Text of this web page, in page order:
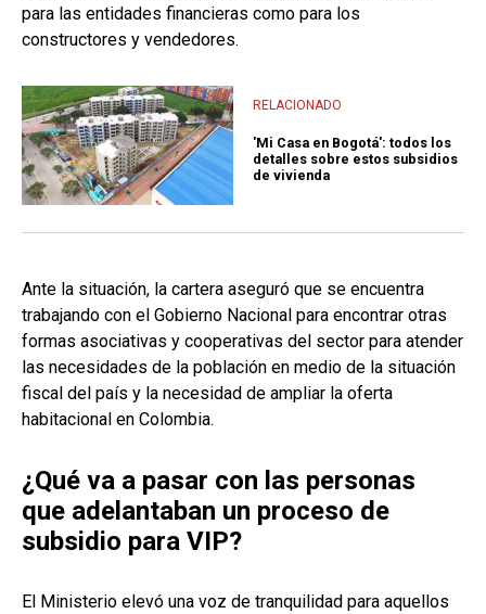
para las entidades financieras como para los
constructores y vendedores.
RELACIONADO
'Mi Casa en Bogotá': todos los
detalles sobre estos subsidios
de vivienda
Ante la situación, la cartera aseguró que se encuentra
trabajando con el Gobierno Nacional para encontrar otras
formas asociativas y cooperativas del sector para atender
las necesidades de la población en medio de la situación
fiscal del país y la necesidad de ampliar la oferta
habitacional en Colombia.
¿Qué va a pasar con las personas
que adelantaban un proceso de
subsidio para VIP?
El Ministerio elevó una voz de tranquilidad para aquellos